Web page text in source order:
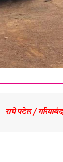
राधे पटेल / गरियाबंद